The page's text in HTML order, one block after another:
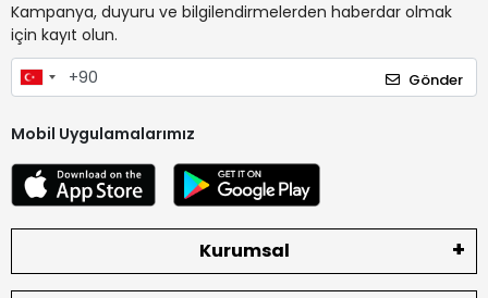
Kampanya, duyuru ve bilgilendirmelerden haberdar olmak
için kayıt olun.
Gönder
Mobil Uygulamalarımız
Kurumsal